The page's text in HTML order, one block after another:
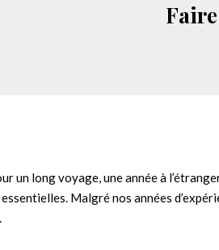
un long voyage, une année à
Malgré nos années